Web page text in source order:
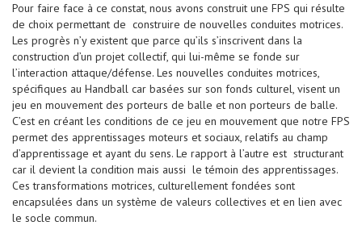
Pour faire face à ce constat, nous avons construit une FPS qui résulte
de choix permettant de construire de nouvelles conduites motrices.
Les progrès n’y existent que parce qu’ils s’inscrivent dans la
construction d’un projet collectif, qui lui-même se fonde sur
l’interaction attaque/défense. Les nouvelles conduites motrices,
spécifiques au Handball car basées sur son fonds culturel, visent un
jeu en mouvement des porteurs de balle et non porteurs de balle.
C’est en créant les conditions de ce jeu en mouvement que notre FPS
permet des apprentissages moteurs et sociaux, relatifs au champ
d’apprentissage et ayant du sens. Le rapport à l’autre est structurant
car il devient la condition mais aussi le témoin des apprentissages.
Ces transformations motrices, culturellement fondées sont
encapsulées dans un système de valeurs collectives et en lien avec
le socle commun.